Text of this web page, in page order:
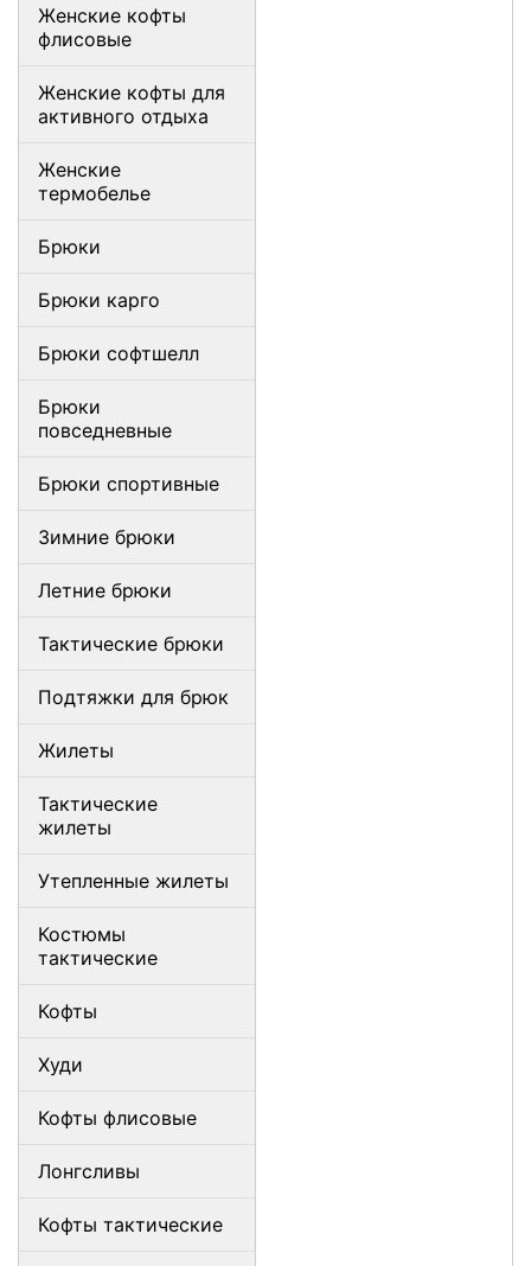
Женские кофты
флисовые
Женские кофты для
активного отдыха
Женские
термобелье
Брюки
Брюки карго
Брюки софтшелл
Брюки
повседневные
Брюки спортивные
Зимние брюки
Летние брюки
Тактические брюки
Подтяжки для брюк
Жилеты
Тактические
жилеты
Утепленные жилеты
Костюмы
тактические
Кофты
Худи
Кофты флисовые
Лонгсливы
Кофты тактические